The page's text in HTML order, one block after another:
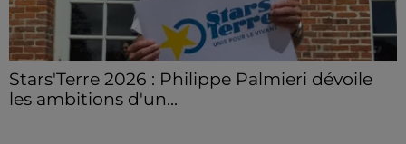
Stars'Terre 2026 : Philippe Palmieri dévoile
les ambitions d'un...